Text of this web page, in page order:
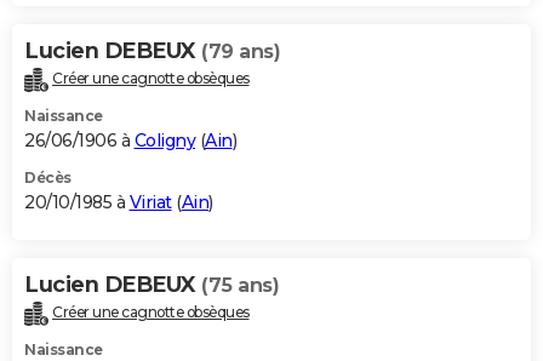
Lucien DEBEUX (79 ans)
Créer une cagnotte obsèques
Naissance
26/06/1906 à Coligny(Ain)
Décès
20/10/1985 à Viriat(Ain)
Lucien DEBEUX (75 ans)
Créer une cagnotte obsèques
Naissance